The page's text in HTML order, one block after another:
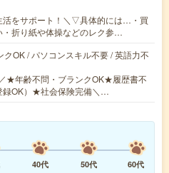
活をサポート！＼▽具体的には…・買
・折り紙や体操などのレク参…
クOK / パソコンスキル不要 / 英語力不
★年齢不問・ブランクOK★履歴書不
録OK）★社会保険完備＼…
40代 50代 60代